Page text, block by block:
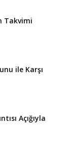
Takvimi
ile Karşı
Açığıyla